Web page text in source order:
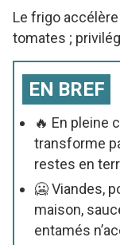
Le frigo
tomates ;
EN BREF
🔥 En pleine
transforme
restes en
🥶 Viandes,
maison,
entamés